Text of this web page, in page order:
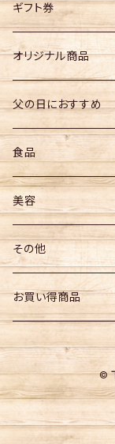
ギフト券
オリジナル商品
父の日におすすめ
食品
お菓子
飲料
その他食品
美容
その他
お買い得商品
©